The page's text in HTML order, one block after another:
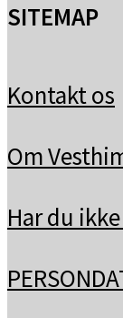
SITEMAP
Kontakt os
Om
Har du